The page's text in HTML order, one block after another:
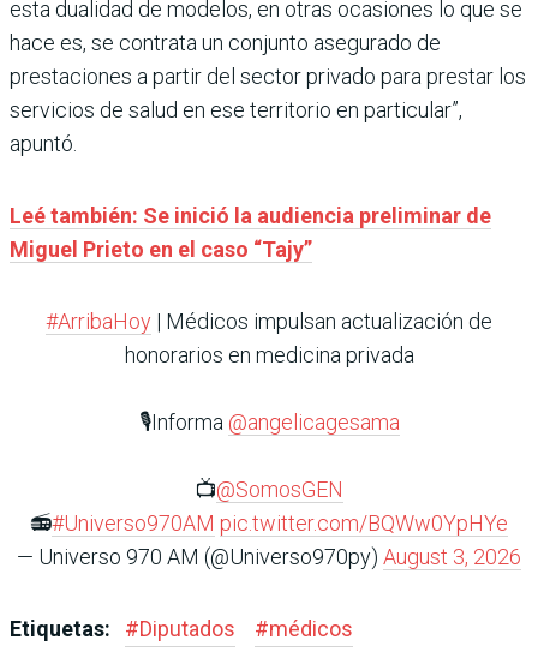
esta dualidad de modelos, en otras ocasiones lo que se
hace es, se contrata un conjunto asegurado de
prestaciones a partir del sector privado para prestar los
servicios de salud en ese territorio en particular”,
apuntó.
Leé también: Se inició la audiencia preliminar de
Miguel Prieto en el caso “Tajy”
#ArribaHoy | Médicos impulsan actualización de
honorarios en medicina privada
🎙️Informa @angelicagesama
📺@SomosGEN
📻#Universo970AM pic.twitter.com/BQWw0YpHYe
— Universo 970 AM (@Universo970py) August 3, 2026
Etiquetas: #Diputados #médicos